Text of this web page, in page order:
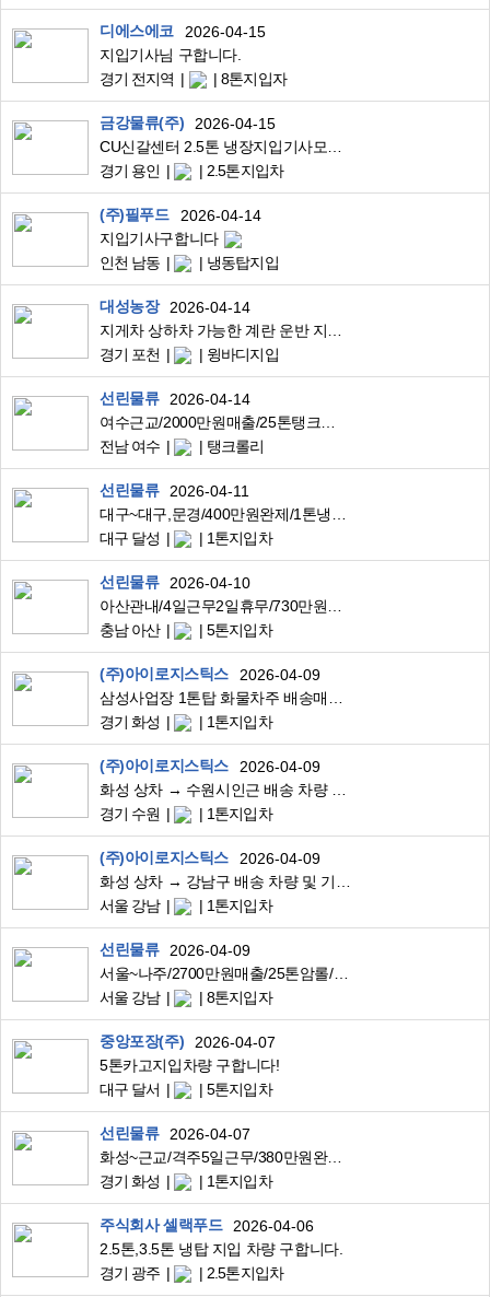
디에스에코
2026-04-15
지입기사님 구합니다.
경기 전지역
8톤지입자
금강물류(주)
2026-04-15
경기 용인
2.5톤지입차
(주)필푸드
2026-04-14
지입기사구합니다
인천 남동
냉동탑지입
대성농장
2026-04-14
경기 포천
윙바디지입
선린물류
2026-04-14
전남 여수
탱크롤리
선린물류
2026-04-11
대구 달성
1톤지입차
선린물류
2026-04-10
충남 아산
5톤지입차
(주)아이로지스틱스
2026-04-09
경기 화성
1톤지입차
(주)아이로지스틱스
2026-04-09
경기 수원
1톤지입차
(주)아이로지스틱스
2026-04-09
서울 강남
1톤지입차
선린물류
2026-04-09
서울~나주/2700만원매출/25톤암롤/산업폐기물고정운송
서울 강남
8톤지입자
중앙포장(주)
2026-04-07
5톤카고지입차량 구합니다!
대구 달서
5톤지입차
선린물류
2026-04-07
화성~근교/격주5일근무/380만원완제/1톤윙바디/자동차사출부품고정배송
경기 화성
1톤지입차
주식회사 셀랙푸드
2026-04-06
2.5톤,3.5톤 냉탑 지입 차량 구합니다.
경기 광주
2.5톤지입차